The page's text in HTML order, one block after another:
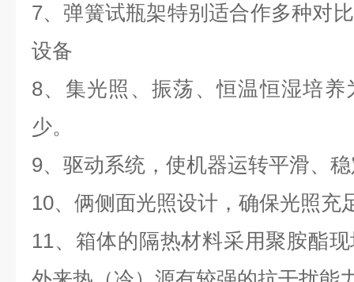
7、弹簧试瓶架特别适合作多种对
设备
8、集光照、振荡、恒温恒湿培
少。
9、驱动系统，使机器运转平滑、
10、俩侧面光照设计，确保光照充
11、箱体的隔热材料采用聚胺酯